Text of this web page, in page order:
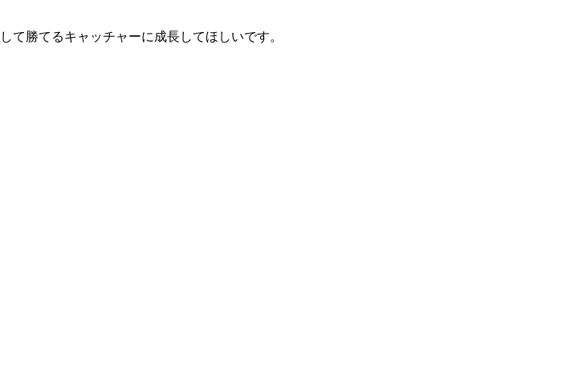
て勝てるキャッチャーに成長してほしいです。